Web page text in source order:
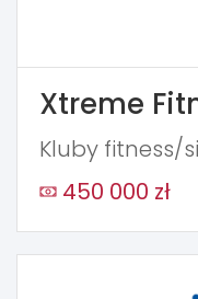
Xtreme
Kluby fitness/
450 000 zł